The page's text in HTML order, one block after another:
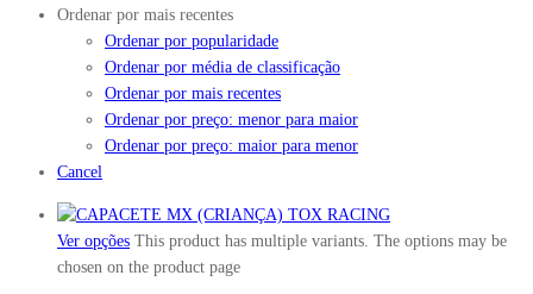
Ordenar por mais recentes
Ordenar por popularidade
Ordenar por média de classificação
Ordenar por mais recentes
Ordenar por preço: menor para maior
Ordenar por preço: maior para menor
Cancel
Ver opções This product has multiple variants. The options may be
chosen on the product page